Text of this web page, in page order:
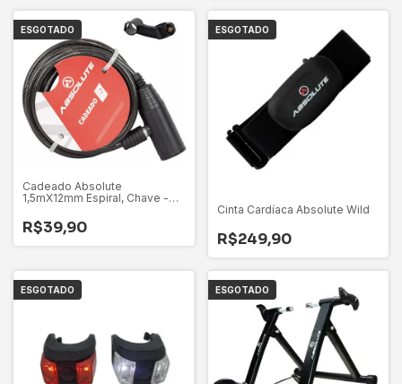
ESGOTADO
Cadeado Absolute
1,5mX12mm Espiral, Chave -
R$39,90
ESGOTADO
Cinta Cardíaca Absolute Wild
R$249,90
ESGOTADO ESGOTADO